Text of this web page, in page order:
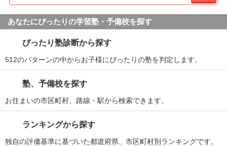
あなたにぴったりの学習塾・予備校を探す
ぴったり塾診断から探す
512のパターンの中からお子様にぴったりの塾を判定します。
塾、予備校を探す
お住まいの市区町村、路線・駅から検索できます。
ランキングから探す
独自の評価基準に基づいた都道府県、市区町村別ランキングです。